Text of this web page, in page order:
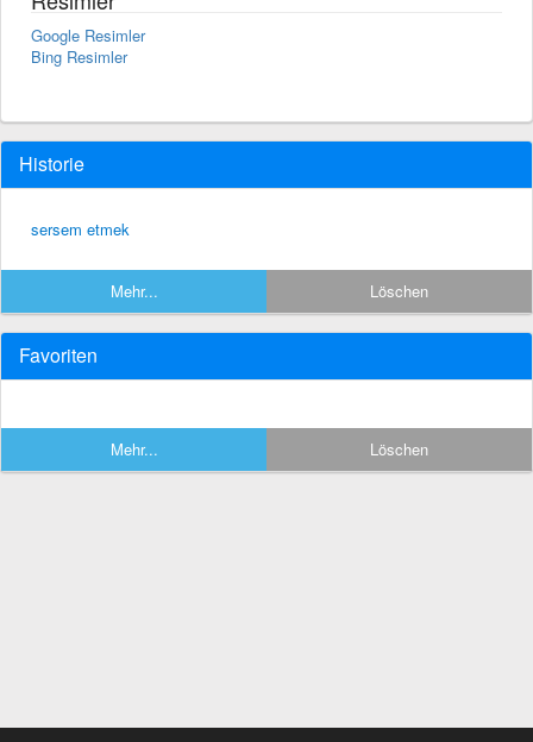
Google Resimler
Bing Resimler
Historie
sersem etmek
Mehr... Löschen
Favoriten
Mehr... Löschen